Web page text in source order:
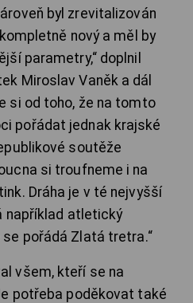
byl zrevitalizován
nový a měl by
parametry,“ doplnil
Miroslav Vaněk a dál
si od toho, že na tomto
pořádat jednak krajské
soutěže
si troufneme i na
Dráha je v té nejvyšší
například atletický
pořádá Zlatá tretra.“
všem, kteří se na
potřeba poděkovat také